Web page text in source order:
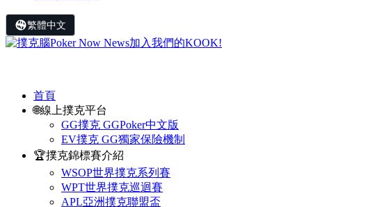
繁體中文
首頁
🌐線上撲克平台
GG撲克 GGPoker中文版
EV撲克 GG獨家保險機制
🏆撲克錦標賽介紹
WSOP世界撲克系列賽
WPT世界撲克巡迴賽
APL亞洲撲克聯盟盃